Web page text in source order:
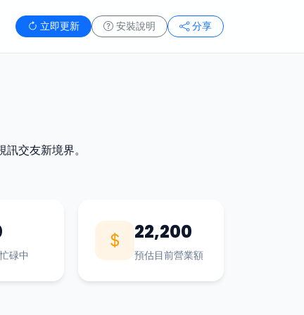
立即更新 安裝說明 分享
交友新境界。
碌中
22,200
預估目前營業額